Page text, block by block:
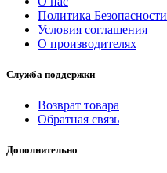
Политика Безопасности
Условия соглашения
О производителях
Служба поддержки
Возврат товара
Обратная связь
Дополнительно